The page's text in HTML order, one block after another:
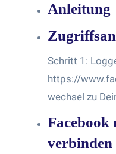
Anleitung
Schritt 1:
https://
wechsel zu
verbinden